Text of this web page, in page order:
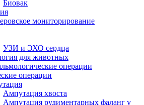
Биовак
мониторирование
УЗИ и ЭХО сердца
для животных
операции
операции
Ампутация хвоста
Ампутация рудиментарных фаланг у